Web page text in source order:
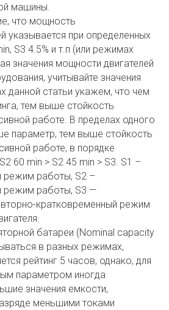
машины.
что мощность
указывается при определенных
S3 4.5% и т.п (или режимах
значения мощности двигателей
учитывайте значения
данной статьи укажем, что чем
тем выше стойкость
работе. В пределах одного
параметр, тем выше стойкость
работе, в порядке
60 min > S2 45 min > S3. S1 –
режим работы, S2 –
режим работы, S3 —
кратковременный режим
батареи (Nominal capacity
в разных режимах,
рейтинг 5 часов, однако, для
параметром иногда
значения емкости,
меньшими токами